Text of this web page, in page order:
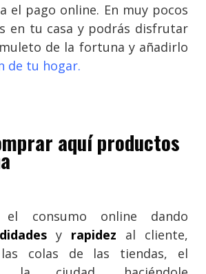
el pago online. En muy pocos
en tu casa y podrás disfrutar
de la fortuna y añadirlo
de tu hogar.
aquí productos
el consumo online dando
y rapidez al cliente,
las colas de las tiendas, el